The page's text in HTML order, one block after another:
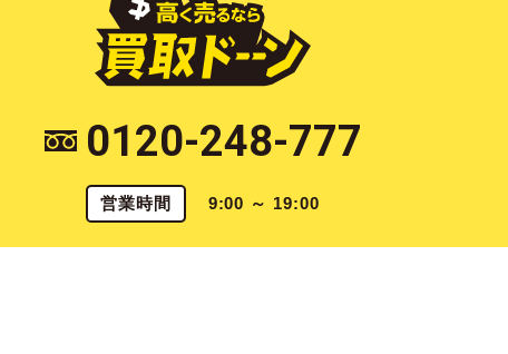
0120-248-777
営業時間 9:00 ～ 19:00